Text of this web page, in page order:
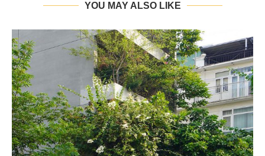
YOU MAY ALSO LIKE